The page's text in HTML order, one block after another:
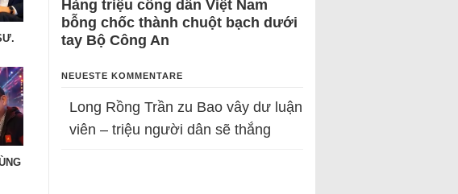
Hàng triệu công dân Việt Nam
bỗng chốc thành chuột bạch dưới
tay Bộ Công An
NEUESTE KOMMENTARE
Long Rồng Trần zu Bao vây dư luận
viên – triệu người dân sẽ thắng